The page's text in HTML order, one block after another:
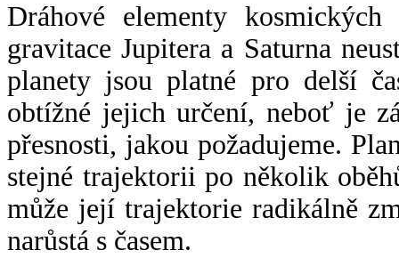
Dráhové elementy
gravitace Jupitera a Saturna
planety jsou platné pro delší
obtížné jejich určení, neboť je
přesnosti, jakou požadujeme.
stejné trajektorii po několik
může její trajektorie radikálně
narůstá s časem.